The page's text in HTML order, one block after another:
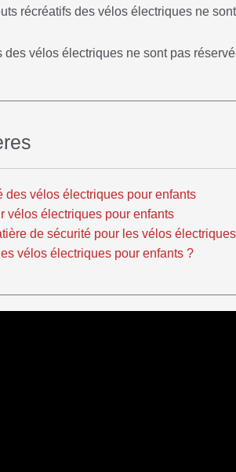
récréatifs des vélos électriques ne
des vélos électriques ne sont pas
des vélos électriques pour enfants
vélos électriques pour enfants
de sécurité pour les vélos
vélos électriques pour enfants ?